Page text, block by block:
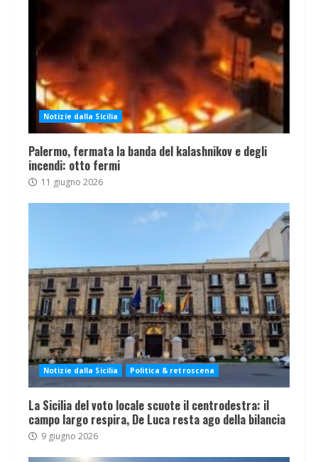
Notizie dalla Sicilia
Palermo, fermata la banda del kalashnikov e degli
incendi: otto fermi
11 giugno 2026
Notizie dalla Sicilia Politica & retroscena
La Sicilia del voto locale scuote il centrodestra: il
campo largo respira, De Luca resta ago della bilancia
9 giugno 2026